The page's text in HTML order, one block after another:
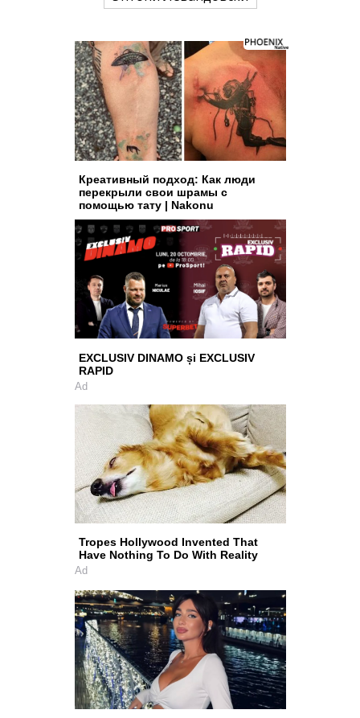
Креативный подход: Как люди
перекрыли свои шрамы с
помощью тату | Nakonu
EXCLUSIV DINAMO și EXCLUSIV
RAPID
Ad
Tropes Hollywood Invented That
Have Nothing To Do With Reality
Ad